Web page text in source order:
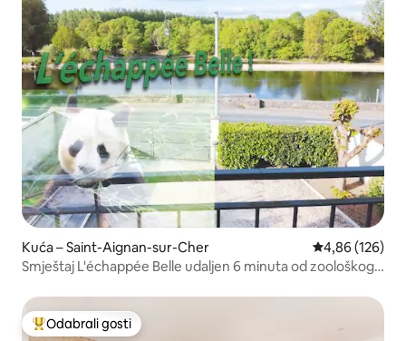
Kuća – Saint-Aignan-sur-Cher Prosječna
4,86 (126)
Smještaj L'échappée Belle udaljen 6 minuta od zoološkog
Među najviše rangiranima s oznakom „Odabrali gosti”
Odabrali gosti